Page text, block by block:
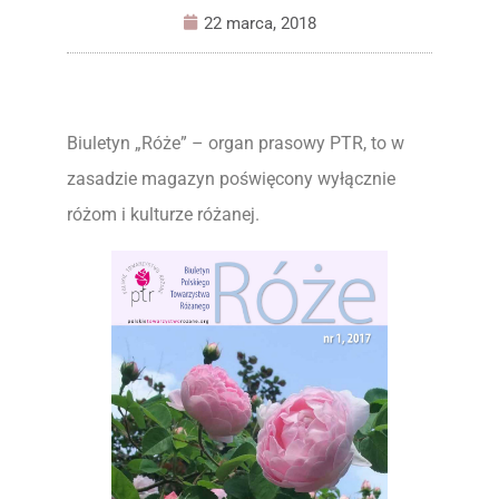
22 marca, 2018
Biuletyn „Róże” – organ prasowy PTR, to w
zasadzie magazyn poświęcony wyłącznie
różom i kulturze różanej.